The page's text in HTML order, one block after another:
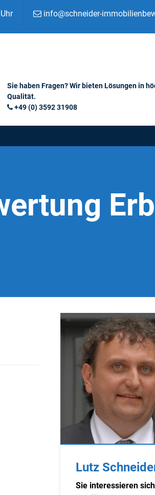
info@schneider-
Sie haben Fragen? Wir bieten Lösungen in
Qualität.
+49 (0) 3592 31908
Lutz
Sie interessieren